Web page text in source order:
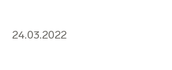
24.03.2022